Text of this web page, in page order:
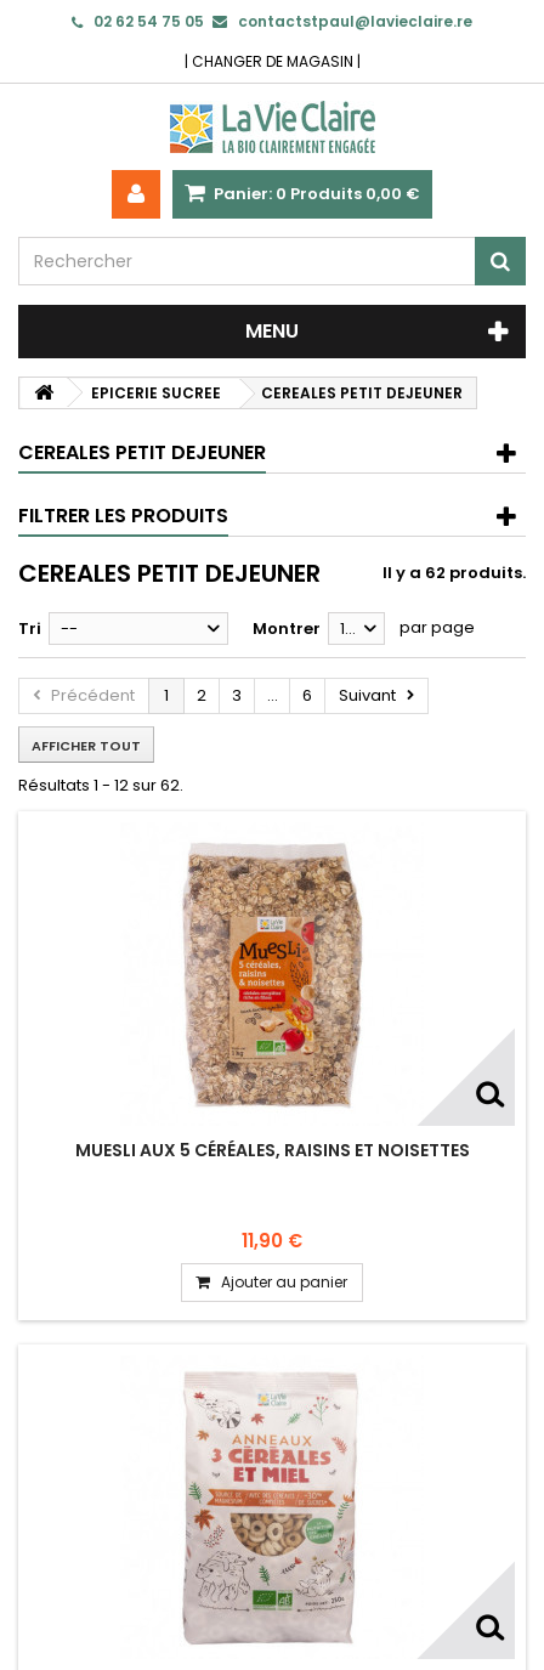
02 62 54 75 05
contactstpaul@lavieclaire.re
| CHANGER DE MAGASIN |
Panier: 0 Produits 0,00 €
MENU
EPICERIE SUCREE CEREALES PETIT DEJEUNER
CEREALES PETIT DEJEUNER
FILTRER LES PRODUITS
CEREALES PETIT DEJEUNER Il y a 62 produits.
Tri -- Montrer 12 par page
Précédent 1 2 3 ... 6 Suivant
AFFICHER TOUT
Résultats 1 - 12 sur 62.
MUESLI AUX 5 CÉRÉALES, RAISINS ET NOISETTES
11,90 €
Ajouter au panier